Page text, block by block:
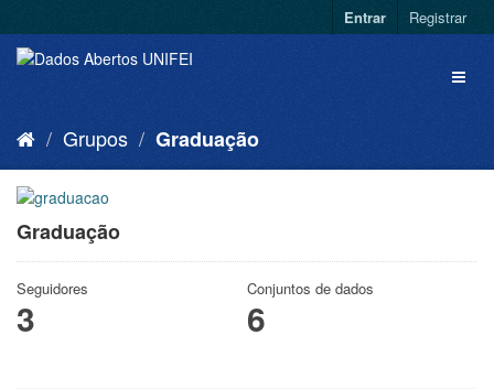
Entrar Registrar
Grupos Graduação
Graduação
Seguidores
3
Conjuntos de dados
6